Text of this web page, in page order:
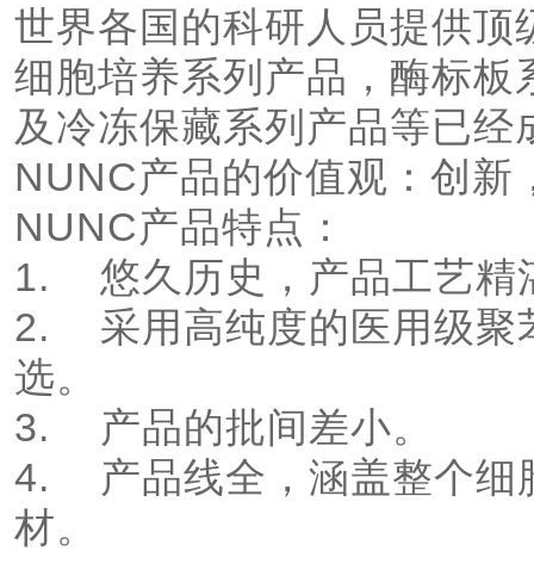
世界各国的科研人员提供
细胞培养系列产品，酶标
及冷冻保藏系列产品等已
NUNC产品的价值观：创新
NUNC产品特点：
1.	悠久历史，产品工艺精湛。
2.	采用高纯度的医用级聚苯乙烯制成，原材料经过严格挑
选。
3.	产品的批间差小。
4.	产品线全，涵盖整个细胞培养实验用到的所有需用耗